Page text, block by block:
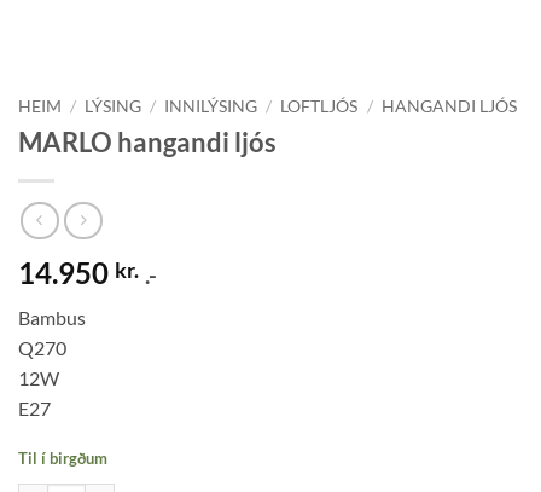
HEIM / LÝSING / INNILÝSING / LOFTLJÓS / HANGANDI LJÓS
MARLO hangandi ljós
14.950 kr. .-
Bambus
Q270
12W
E27
Til í birgðum